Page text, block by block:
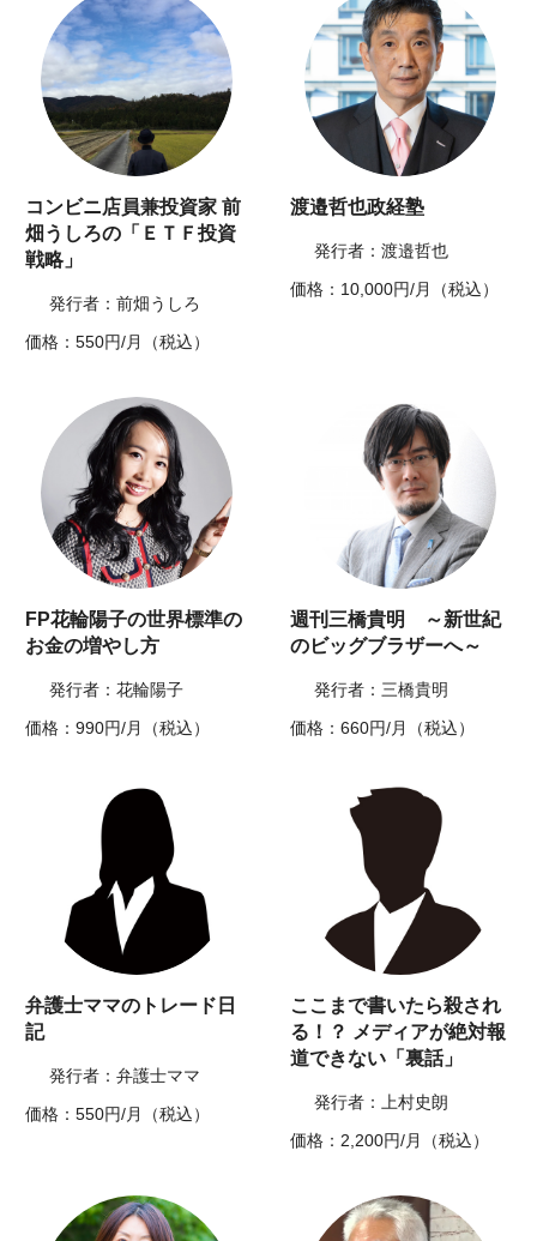
コンビニ店員兼投資家 前
畑うしろの「ＥＴＦ投資
戦略」
発行者：前畑うしろ
価格：550円/月（税込）
渡邉哲也政経塾
発行者：渡邉哲也
価格：10,000円/月（税込）
FP花輪陽子の世界標準の
お金の増やし方
発行者：花輪陽子
価格：990円/月（税込）
週刊三橋貴明 ～新世紀
のビッグブラザーへ～
発行者：三橋貴明
価格：660円/月（税込）
弁護士ママのトレード日
記
発行者：弁護士ママ
価格：550円/月（税込）
ここまで書いたら殺され
る！？ メディアが絶対報
道できない「裏話」
発行者：上村史朗
価格：2,200円/月（税込）